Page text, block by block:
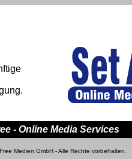
- Online Media Services
Medien GmbH - Alle Rechte vorbehalten.